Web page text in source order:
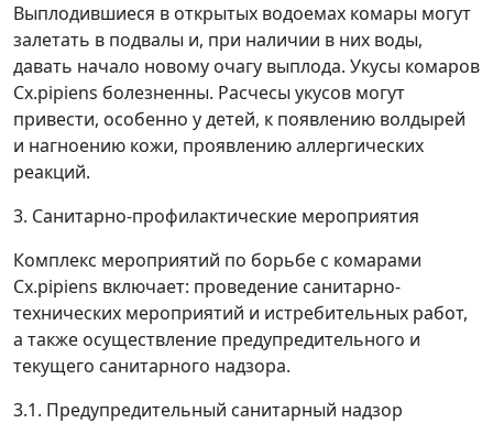
Выплодившиеся в открытых водоемах комары могут
залетать в подвалы и, при наличии в них воды,
давать начало новому очагу выплода. Укусы комаров
Cx.pipiens болезненны. Расчесы укусов могут
привести, особенно у детей, к появлению волдырей
и нагноению кожи, проявлению аллергических
реакций.
3. Санитарно-профилактические мероприятия
Комплекс мероприятий по борьбе с комарами
Cx.pipiens включает: проведение санитарно-
технических мероприятий и истребительных работ,
а также осуществление предупредительного и
текущего санитарного надзора.
3.1. Предупредительный санитарный надзор